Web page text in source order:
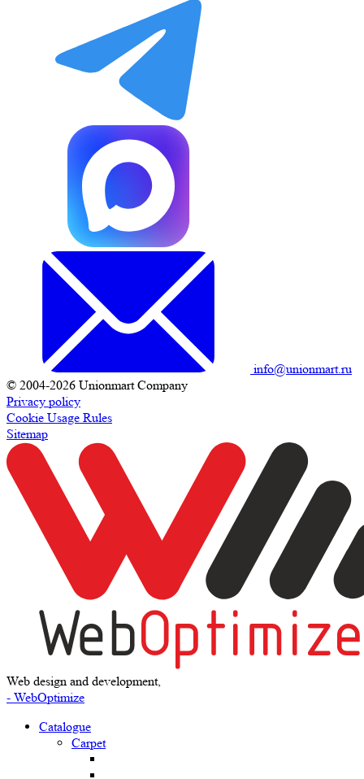
info@unionmart.ru
© 2004-2026 Unionmart Company
Privacy policy
Cookie Usage Rules
Sitemap
Web design and development,
- WebOptimize
Catalogue
Carpet